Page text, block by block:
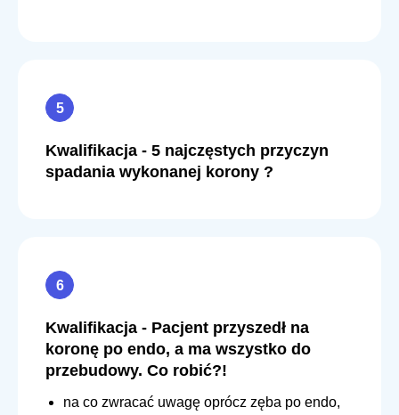
Kwalifikacja - 5 najczęstych przyczyn
spadania wykonanej korony ?
Kwalifikacja - Pacjent przyszedł na
koronę po endo, a ma wszystko do
przebudowy. Co robić?!
na co zwracać uwagę oprócz zęba po endo,